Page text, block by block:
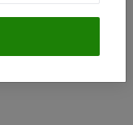
اللي حصل بين سيدنا
67
87.3k